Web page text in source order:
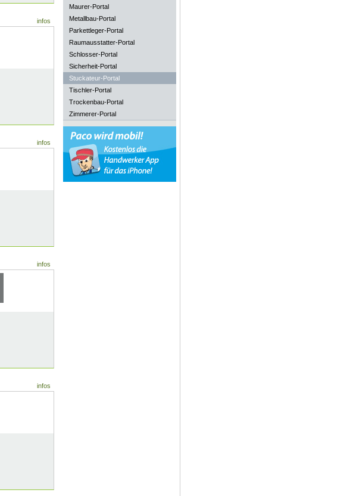
infos
infos
infos
infos
Maurer-Portal
Metallbau-Portal
Parkettleger-Portal
Raumausstatter-Portal
Schlosser-Portal
Sicherheit-Portal
Stuckateur-Portal
Tischler-Portal
Trockenbau-Portal
Zimmerer-Portal